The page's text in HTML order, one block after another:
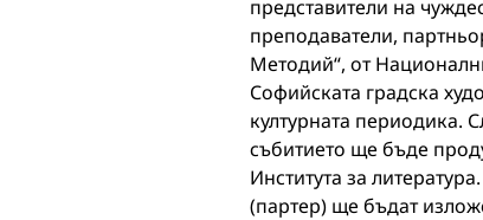
представители на
преподаватели,
Методий“, от
Софийската градска
културната периодика.
събитието ще бъде
Института за
(партер) ще бъдат